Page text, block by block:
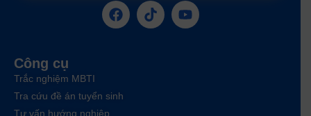
Công cụ
Trắc nghiệm MBTI
Tra cứu đề án tuyển sinh
Tư vấn hướng nghiệp